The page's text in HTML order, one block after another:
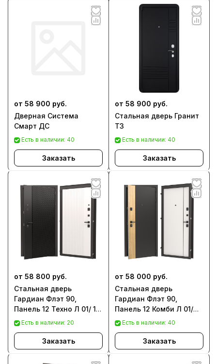
от 58 900 руб.
Дверная Система
Смарт ДС
Есть в наличии: 40
Заказать
от 58 900 руб.
Стальная дверь Гранит
Т3
Есть в наличии: 40
Заказать
от 58 800 руб.
Стальная дверь
Гардиан Флэт 90,
Панель 12 Техно Л 01/ 12
Техно Л 02
Есть в наличии: 20
Заказать
от 58 000 руб.
Стальная дверь
Гардиан Флэт 90,
Панель 12 Комби Л 01/
Панель 6 Стайл Л 08
Есть в наличии: 40
Заказать